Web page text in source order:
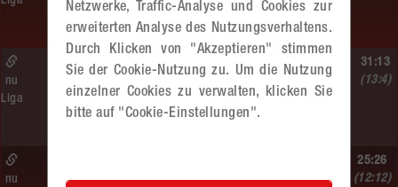
Hypo NÖ –
MADx WAT Atzgersdorf
So. 07.06.2026 | 09:10 Uhr |
WAT Brigittenau
nu
Liga
31:13
(13:4)
WU18
nu
25:26
(12:12)
Netzwerke, Traffic-Analyse und Cookies zur
erweiterten Analyse des Nutzungsverhaltens.
Durch Klicken von "Akzeptieren" stimmen
Sie der Cookie-Nutzung zu. Um die Nutzung
einzelner Cookies zu verwalten, klicken Sie
bitte auf "Cookie-Einstellungen".